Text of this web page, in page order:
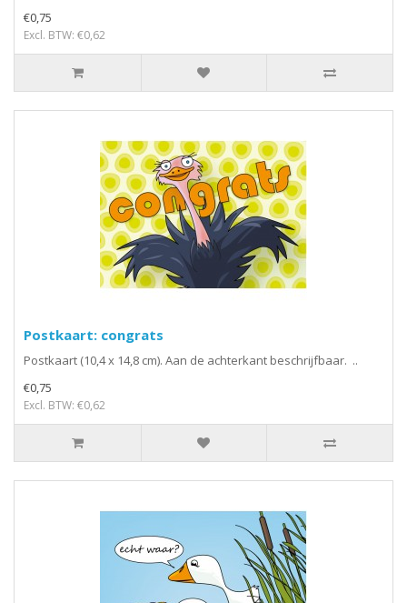
€0,75
Excl. BTW: €0,62
Postkaart: congrats
Postkaart (10,4 x 14,8 cm). Aan de achterkant beschrijfbaar. ..
€0,75
Excl. BTW: €0,62